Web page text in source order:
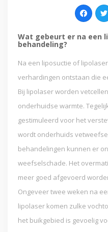
Wat gebeurt er na een
behandeling?
Na een liposuctie of
verhardingen ontstaan die
Bij lipolaser worden
onderhuidse warmte.
gestimuleerd voor het
wordt onderhuids
behandelingen kunnen er
weefselschade. Het
meer goed afgevoerd
Ongeveer twee weken na
lipolaser komen zulke
het buikgebied is gevoelig